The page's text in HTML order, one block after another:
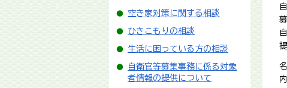
空き家対策に関する相談
ひきこもりの相談
生活に困っている方の相談
自衛官等募集事務に係る対象
者情報の提供について